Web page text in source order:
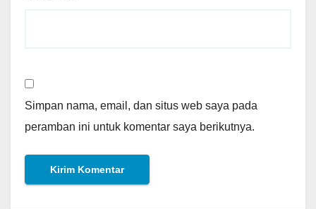
Simpan nama, email, dan situs web saya pada
peramban ini untuk komentar saya berikutnya.